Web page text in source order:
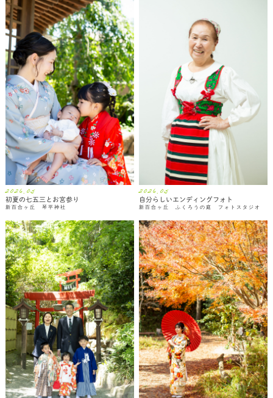
2026.05
初夏の七五三とお宮参り
新百合ヶ丘 琴平神社
2026.05
自分らしいエンディングフォト
新百合ヶ丘 ふくろうの庭 フォトスタジオ